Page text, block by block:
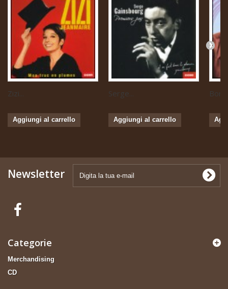
Zizi...
Aggiungi al carrello
Serge...
Aggiungi al carrello
Newsletter
Categorie
Merchandising
CD